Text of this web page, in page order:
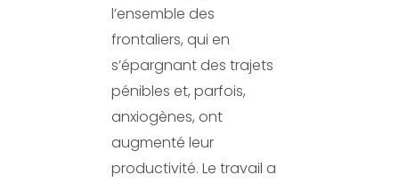
l’ensemble des
frontaliers, qui en
s’épargnant des trajets
pénibles et, parfois,
anxiogènes, ont
augmenté leur
productivité. Le travail a